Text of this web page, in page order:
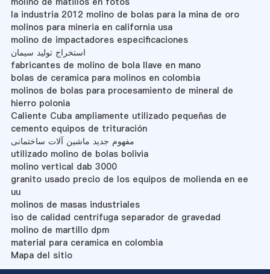
la industria 2012 molino de bolas para la mina de oro
molinos para mineria en california usa
molino de impactadores especificaciones
استخراج تولید سیمان
fabricantes de molino de bola llave en mano
bolas de ceramica para molinos en colombia
molinos de bolas para procesamiento de mineral de
hierro polonia
Caliente Cuba ampliamente utilizado pequeñas de
cemento equipos de trituración
مفهوم جدید ماشین آلات ساختمانی
utilizado molino de bolas bolivia
molino vertical dab 3000
granito usado precio de los equipos de molienda en ee
uu
molinos de masas industriales
iso de calidad centrífuga separador de gravedad
molino de martillo dpm
material para ceramica en colombia
Mapa del sitio